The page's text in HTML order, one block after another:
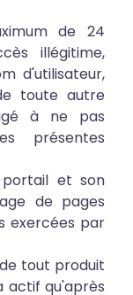
de 24
illégitime,
d'utilisateur,
toute autre
à ne pas
présentes
portail et son
de pages
exercées par
tout produit
actif qu'après